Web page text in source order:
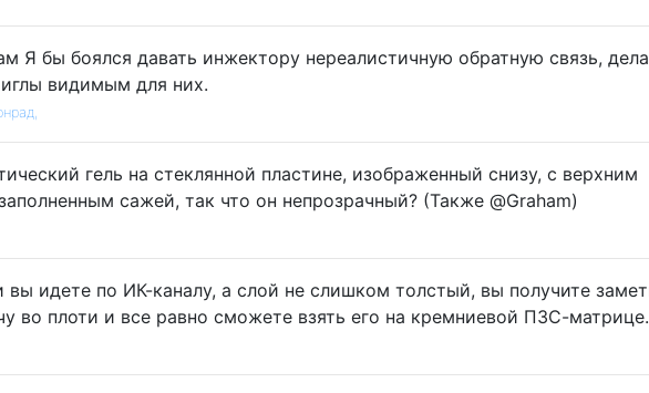
Я бы боялся давать инжектору нереалистичную обратную связь,
видимым для них.
гель на стеклянной пластине, изображенный снизу, с верхним
сажей, так что он непрозрачный? (Также @Graham)
вы идете по ИК-каналу, а слой не слишком толстый, вы получите
во плоти и все равно сможете взять его на кремниевой ПЗС-матрице.